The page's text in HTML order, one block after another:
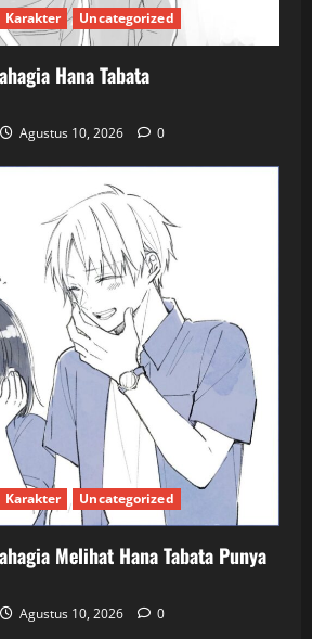
Karakter Uncategorized
Hana Tabata
Agustus 10, 2026 0
Karakter Uncategorized
Melihat Hana Tabata Punya
Agustus 10, 2026 0